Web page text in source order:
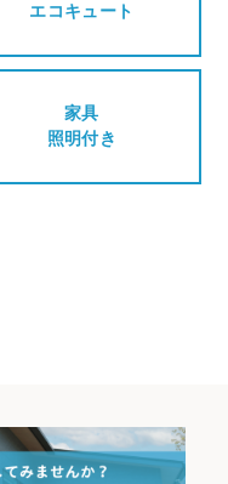
エコキュート
家具
照明付き